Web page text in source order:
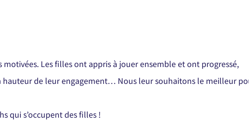
Les filles ont appris à jouer ensemble et ont progressé,
hauteur de leur engagement… Nous leur souhaitons le meilleur
qui s’occupent des filles !